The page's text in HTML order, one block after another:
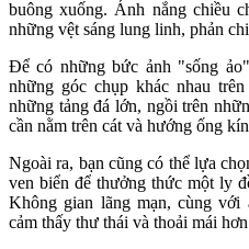
buông xuống. Ánh nắng chiều
những vệt sáng lung linh, phản
Để có những bức ảnh "sống
những góc chụp khác nhau
những tảng đá lớn, ngồi trên
cần nằm trên cát và hướng ống
Ngoài ra, bạn cũng có thể lựa
ven biển để thưởng thức một ly
Không gian lãng mạn, cùng với
cảm thấy thư thái và thoải mái